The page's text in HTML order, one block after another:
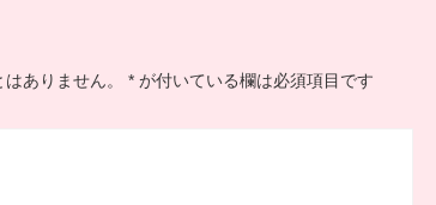
ありません。 * が付いている欄は必須項目です